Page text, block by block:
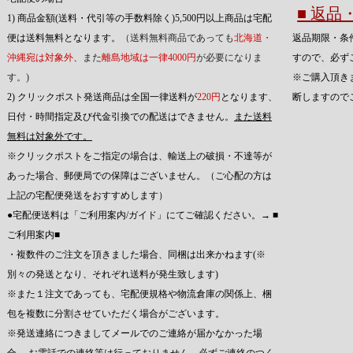
1) 商品金額(送料・代引等の手数料除く)5,500円以上商品は宅配
便は送料無料となります。
（送料無料商品であっても北海道・
沖縄宛は対象外、また離島地域は一律4000円が必要になりま
す。)
2) クリックポスト発送商品は全国一律送料が220円 となります、
日付・時間指定及び代金引換での配送はできません。
また送料
無料は対象外です。
※クリックポストをご指定の場合は、輸送上の破損・不達等が
あった場合、郵便局での保障はございません。（ご心配の方は
上記の宅配便発送をおすすめします）
●宅配便送料は「ご利用案内/ガイド」にてご確認ください。→ ■
ご利用案内■
・複数件のご注文を頂きました場合、同梱は出来かねます(※
別々の発送となり、それぞれ送料が発生致します)
※また１注文であっても、宅配便規格や物流倉庫の関係上、梱
包を複数に分割させていただく場合がございます。
※発送連絡につきましてメールでのご連絡が届かなかった場
■ 返品
返品期限・条
すので、必ず
※ご購入頂き
断しますので